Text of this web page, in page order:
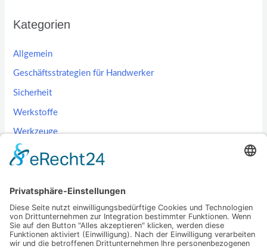
Kategorien
Allgemein
Geschäftsstrategien für Handwerker
Sicherheit
Werkstoffe
Werkzeuge